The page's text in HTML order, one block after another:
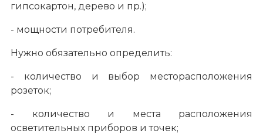
гипсокартон, дерево и пр.);
- мощности потребителя.
Нужно обязательно определить:
- количество и выбор месторасположения
розеток;
- количество и места расположения
осветительных приборов и точек;